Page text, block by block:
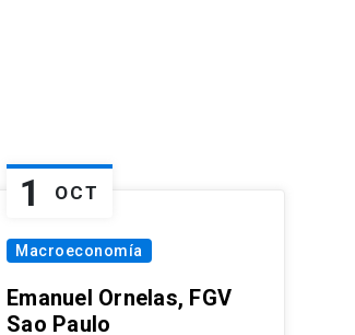
1 OCT
Macroeconomía
Emanuel Ornelas, FGV
Sao Paulo